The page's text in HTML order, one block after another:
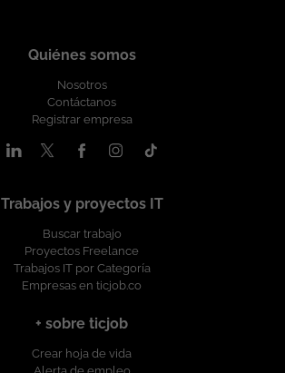
Quiénes somos
Nosotros
Contáctanos
Registrar empresa
Trabajos y proyectos IT
Buscar trabajo
Proyectos Freelance
Trabajos IT por Categoría
Empresas en ticjob.co
+ sobre ticjob
Crear hoja de vida